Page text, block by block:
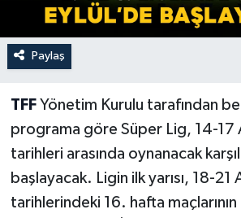
Paylaş
TFF Yönetim Kurulu tarafından
programa göre Süper Lig, 14-
tarihleri arasında oynanacak
başlayacak. Ligin ilk yarısı, 18-21
tarihlerindeki 16. hafta maçlarının